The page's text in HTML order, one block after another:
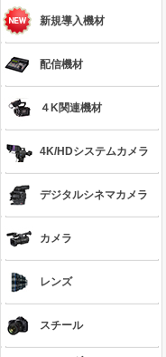
新規導入機材
配信機材
４K関連機材
4K/HDシステムカメラ
デジタルシネマカメラ
カメラ
レンズ
スチール